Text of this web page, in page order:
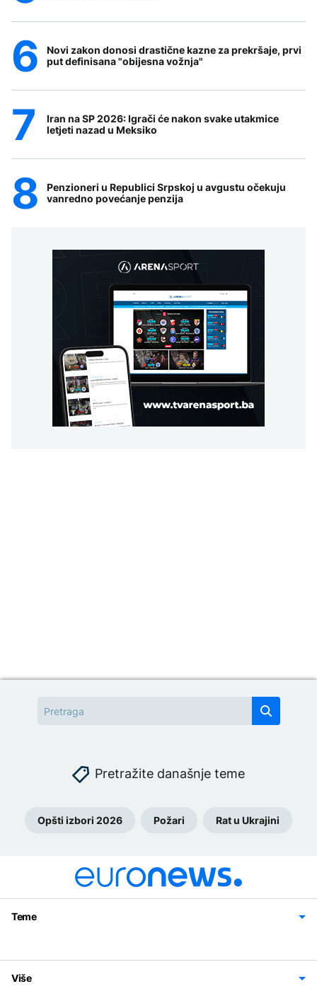
Novi zakon donosi drastične kazne za prekršaje, prvi
put definisana "obijesna vožnja"
Iran na SP 2026: Igrači će nakon svake utakmice
letjeti nazad u Meksiko
Penzioneri u Republici Srpskoj u avgustu očekuju
vanredno povećanje penzija
Pretražite današnje teme
Opšti izbori 2026 Požari Rat u Ukrajini
Teme
Svijet
Sport
Magazin
Više